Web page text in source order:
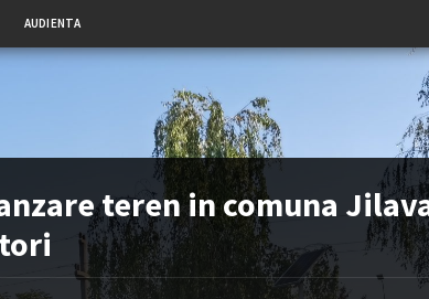
AUDIENTA
teren in comuna